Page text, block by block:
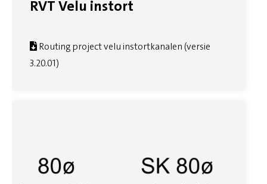
RVT Velu instort
Routing project velu instortkanalen (versie
3.20.01)